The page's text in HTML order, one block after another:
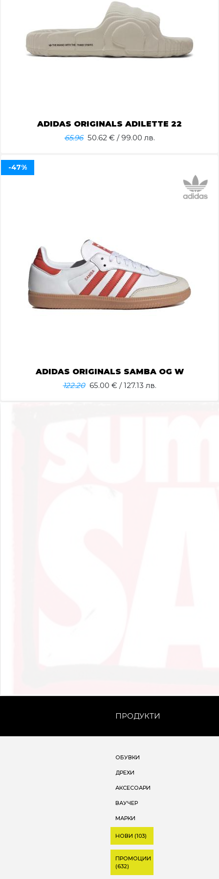
ADIDAS ORIGINALS ADILETTE 22
65.96 50.62€ / 99.00 лв.
ADIDAS ORIGINALS SAMBA OG W
122.20 65.00 € / 127.13 лв.
-47%
ПРОДУКТИ
ОБУВКИ
ДРЕХИ
АКСЕСОАРИ
ВАУЧЕР
МАРКИ
НОВИ (103)
ПРОМОЦИИ
(632)